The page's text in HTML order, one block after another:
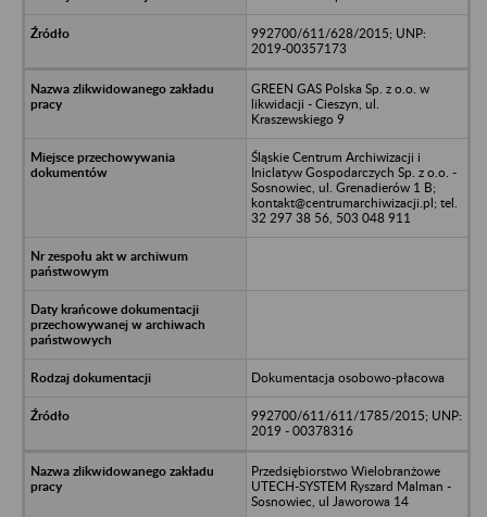
992700/611/628/2015; UNP:
2019-00357173
GREEN GAS Polska Sp. z o.o. w
likwidacji - Cieszyn, ul.
Kraszewskiego 9
Śląskie Centrum Archiwizacji i
Iniclatyw Gospodarczych Sp. z o.o. -
Sosnowiec, ul. Grenadierów 1 B;
kontakt@centrumarchiwizacji.pl; tel.
32 297 38 56, 503 048 911
Dokumentacja osobowo-płacowa
992700/611/611/1785/2015; UNP:
2019 - 00378316
Przedsiębiorstwo Wielobranżowe
UTECH-SYSTEM Ryszard Malman -
Sosnowiec, ul Jaworowa 14